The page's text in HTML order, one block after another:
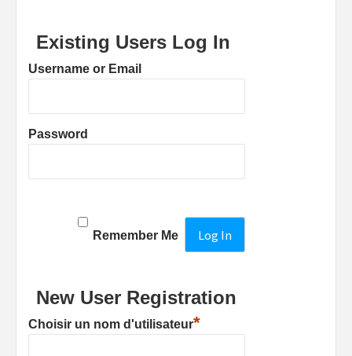
Existing Users Log In
Username or Email
Password
Remember Me
New User Registration
Choisir un nom d'utilisateur*